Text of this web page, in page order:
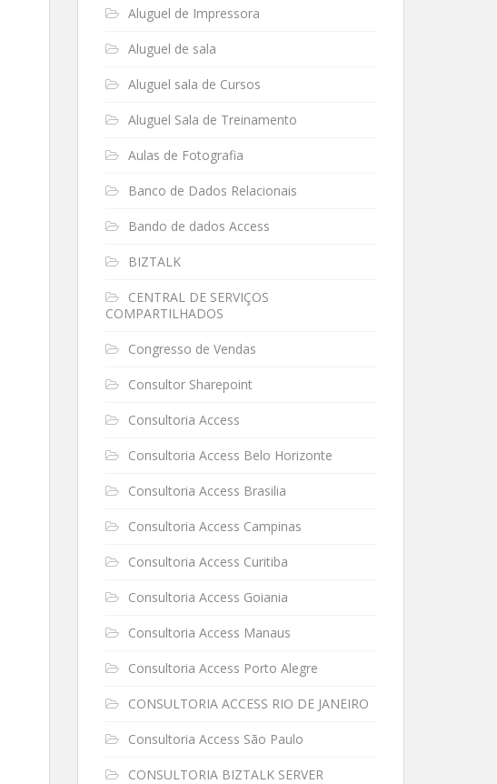
Aluguel de Impressora
Aluguel de sala
Aluguel sala de Cursos
Aluguel Sala de Treinamento
Aulas de Fotografia
Banco de Dados Relacionais
Bando de dados Access
BIZTALK
CENTRAL DE SERVIÇOS
COMPARTILHADOS
Congresso de Vendas
Consultor Sharepoint
Consultoria Access
Consultoria Access Belo Horizonte
Consultoria Access Brasilia
Consultoria Access Campinas
Consultoria Access Curitiba
Consultoria Access Goiania
Consultoria Access Manaus
Consultoria Access Porto Alegre
CONSULTORIA ACCESS RIO DE JANEIRO
Consultoria Access São Paulo
CONSULTORIA BIZTALK SERVER